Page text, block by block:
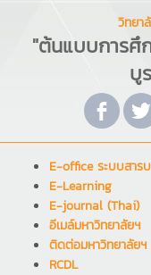
วิทยา
"ต้นแบบการศึ
บู
E-office ระบบสาร
E-Learning
E-journal (Thai)
อีเมล์มหาวิทยาลัยฯ
ติดต่อมหาวิทยาลัยฯ
RCDL